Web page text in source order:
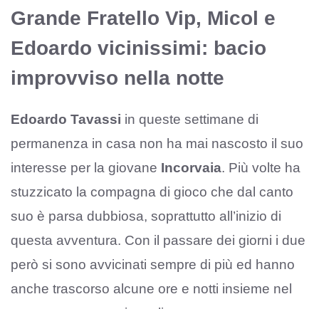
Grande Fratello Vip, Micol e
Edoardo vicinissimi: bacio
improvviso nella notte
Edoardo Tavassi in queste settimane di
permanenza in casa non ha mai nascosto il suo
interesse per la giovane Incorvaia. Più volte ha
stuzzicato la compagna di gioco che dal canto
suo è parsa dubbiosa, soprattutto all’inizio di
questa avventura. Con il passare dei giorni i due
però si sono avvicinati sempre di più ed hanno
anche trascorso alcune ore e notti insieme nel